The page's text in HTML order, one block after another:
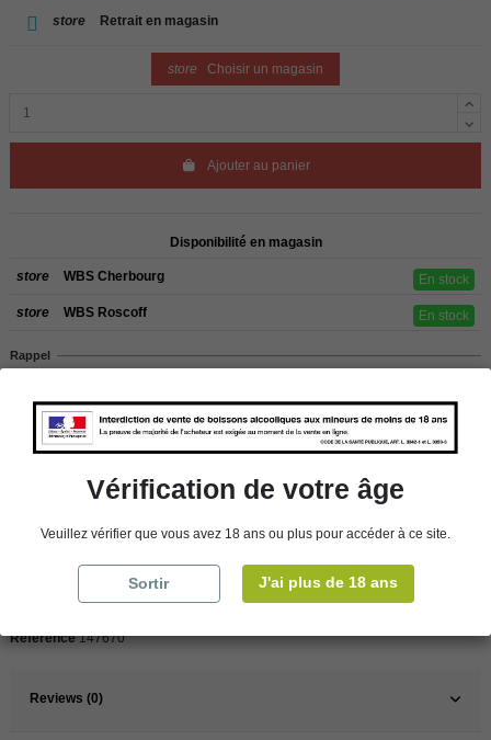
store Retrait en magasin
store Choisir un magasin
Ajouter au panier
Disponibilité en magasin
store WBS Cherbourg En stock
store WBS Roscoff En stock
Rappel
CHERBOURG.
Référence 147670
Reviews (0)
Vérification de votre âge
Veuillez vérifier que vous avez 18 ans ou plus pour accéder à ce site.
Sortir J'ai plus de 18 ans